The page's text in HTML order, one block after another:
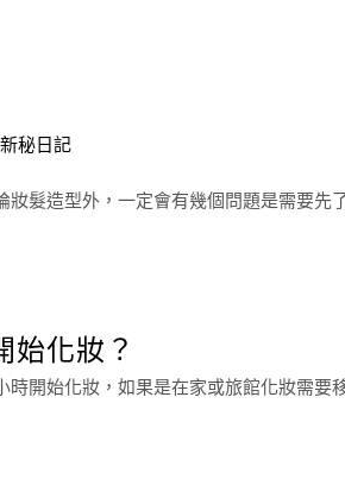
秘日記
妝髮造型外，一定會有幾個問題是需要
始化妝？
時開始化妝，如果是在家或旅館化妝需要